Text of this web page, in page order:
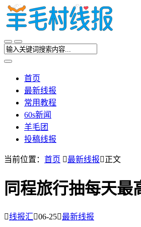
首页
最新线报
常用教程
60s新闻
羊毛团
投稿线报
当前位置： 首页 最新线报正文
同程旅行抽每天最
线报汇06-25最新线报